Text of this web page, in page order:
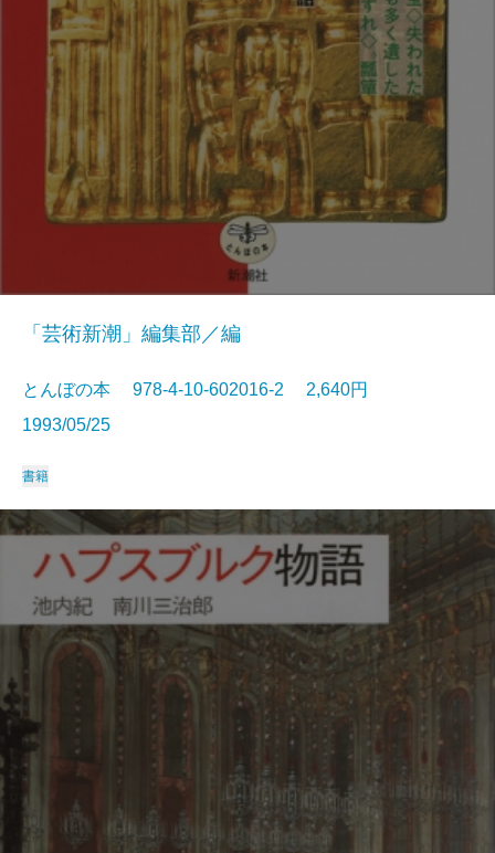
「芸術新潮」編集部／編
とんぼの本 978-4-10-602016-2 2,640円
1993/05/25
書籍